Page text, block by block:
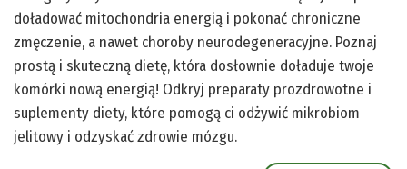
doładować mitochondria energią i pokonać chroniczne
zmęczenie, a nawet choroby neurodegeneracyjne. Poznaj
prostą i skuteczną dietę, która dosłownie doładuje twoje
komórki nową energią! Odkryj preparaty prozdrowotne i
suplementy diety, które pomogą ci odżywić mikrobiom
jelitowy i odzyskać zdrowie mózgu.